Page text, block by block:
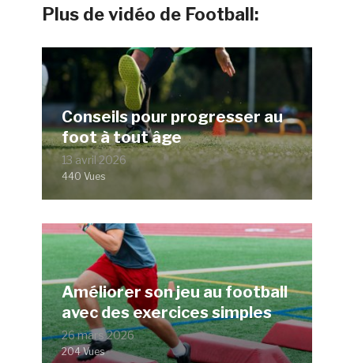
Plus de vidéo de Football:
Conseils pour progresser au
foot à tout âge
13 avril 2026
440 Vues
Améliorer son jeu au football
avec des exercices simples
26 mars 2026
204 Vues